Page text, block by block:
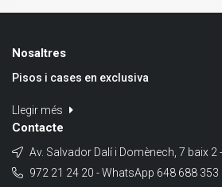
Nosaltres
Pisos i cases en exclusiva
Llegir més
Contacte
Av. Salvador Dalí i Domènech, 7 baix 2
972 21 24 20 - WhatsApp 648 688 353